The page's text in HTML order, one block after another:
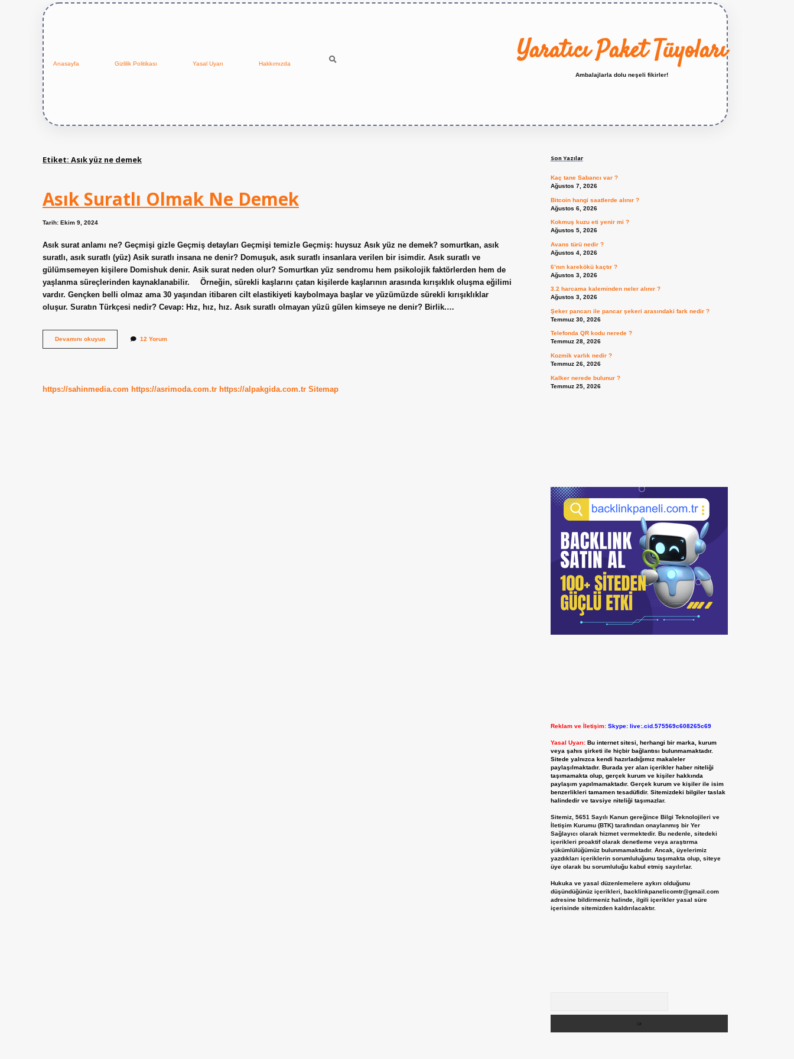
Anasayfa Gizlilik Politikası Yasal Uyarı Hakkımızda Yaratıcı Paket Tüyoları
Ambalajlarla dolu neşeli fikirler!
Etiket: Asık yüz ne demek
Asık Suratlı Olmak Ne Demek
Tarih: Ekim 9, 2024
Asık surat anlamı ne? Geçmişi gizle Geçmiş detayları Geçmişi temizle Geçmiş: huysuz Asık yüz ne demek? somurtkan, asık
suratlı, asık suratlı (yüz) Asik suratlı insana ne denir? Domuşuk, asık suratlı insanlara verilen bir isimdir. Asık suratlı ve
gülümsemeyen kişilere Domishuk denir. Asik surat neden olur? Somurtkan yüz sendromu hem psikolojik faktörlerden hem de
yaşlanma süreçlerinden kaynaklanabilir. ⠀ Örneğin, sürekli kaşlarını çatan kişilerde kaşlarının arasında kırışıklık oluşma eğilimi
vardır. Gençken belli olmaz ama 30 yaşından itibaren cilt elastikiyeti kaybolmaya başlar ve yüzümüzde sürekli kırışıklıklar
oluşur. Suratın Türkçesi nedir? Cevap: Hız, hız, hız. Asık suratlı olmayan yüzü gülen kimseye ne denir? Birlik.…
Devamını okuyunAsık
Suratlı
12 Yorum
https://sahinmedia.com https://asrimoda.com.tr https://alpakgida.com.tr Sitemap
Son Yazılar
Kaç tane Sabancı var ?
Ağustos 7, 2026
Bitcoin hangi saatlerde alınır ?
Ağustos 6, 2026
Kokmuş kuzu eti yenir mi ?
Ağustos 5, 2026
Avans türü nedir ?
Ağustos 4, 2026
6’nın karekökü kaçtır ?
Ağustos 3, 2026
3.2 harcama kaleminden neler alınır ?
Ağustos 3, 2026
Şeker pancarı ile pancar şekeri arasındaki fark nedir ?
Temmuz 30, 2026
Telefonda QR kodu nerede ?
Temmuz 28, 2026
Kozmik varlık nedir ?
Temmuz 26, 2026
Kalker nerede bulunur ?
Temmuz 25, 2026
Reklam ve İletişim: Skype: live:.cid.575569c608265c69
Yasal Uyarı: Bu internet sitesi, herhangi bir marka, kurum
veya şahıs şirketi ile hiçbir bağlantısı bulunmamaktadır.
Sitede yalnızca kendi hazırladığımız makaleler
paylaşılmaktadır. Burada yer alan içerikler haber niteliği
taşımamakta olup, gerçek kurum ve kişiler hakkında
paylaşım yapılmamaktadır. Gerçek kurum ve kişiler ile isim
benzerlikleri tamamen tesadüfidir. Sitemizdeki bilgiler taslak
halindedir ve tavsiye niteliği taşımazlar.
Sitemiz, 5651 Sayılı Kanun gereğince Bilgi Teknolojileri ve
İletişim Kurumu (BTK) tarafından onaylanmış bir Yer
Sağlayıcı olarak hizmet vermektedir. Bu nedenle, sitedeki
içerikleri proaktif olarak denetleme veya araştırma
yükümlülüğümüz bulunmamaktadır. Ancak, üyelerimiz
yazdıkları içeriklerin sorumluluğunu taşımakta olup, siteye
üye olarak bu sorumluluğu kabul etmiş sayılırlar.
Hukuka ve yasal düzenlemelere aykırı olduğunu
düşündüğünüz içerikleri, backlinkpanelicomtr@gmail.com
adresine bildirmeniz halinde, ilgili içerikler yasal süre
içerisinde sitemizden kaldırılacaktır.